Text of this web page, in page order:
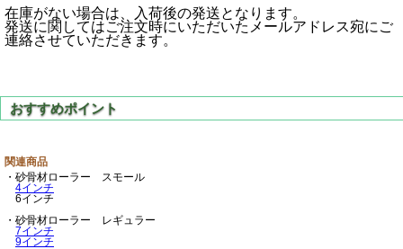
在庫がない場合は、入荷後の発送となります。
発送に関してはご注文時にいただいたメールアドレス宛にご
連絡させていただきます。
関連商品
・砂骨材ローラー スモール
4インチ
6インチ
・砂骨材ローラー レギュラー
7インチ
9インチ